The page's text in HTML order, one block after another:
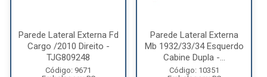
Parede Lateral Externa Fd
Cargo /2010 Direito -
TJG809248
Código: 9671
Parede Lateral Externa
Mb 1932/33/34 Esquerdo
Cabine Dupla -...
Código: 10351